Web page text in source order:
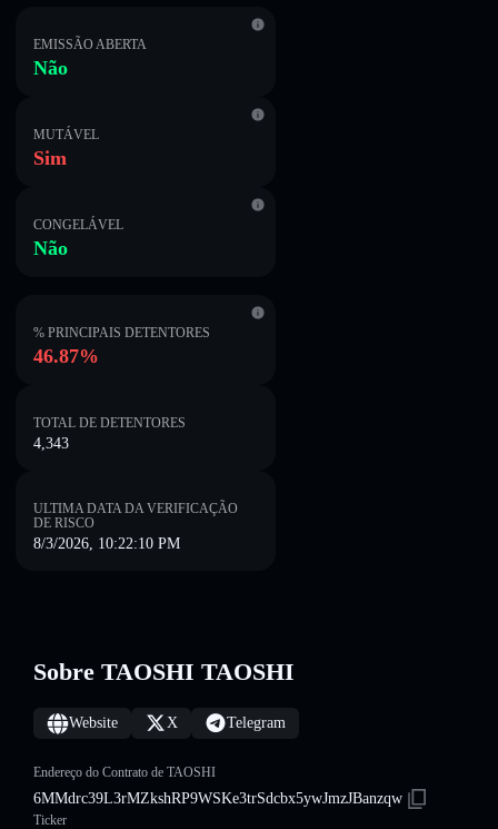
EMISSÃO ABERTA
Não
MUTÁVEL
Sim
CONGELÁVEL
Não
% PRINCIPAIS DETENTORES
46.87%
TOTAL DE DETENTORES
4,343
ULTIMA DATA DA VERIFICAÇÃO
DE RISCO
8/3/2026, 10:22:10 PM
Sobre TAOSHI TAOSHI
Website X Telegram
Endereço do Contrato de TAOSHI
6MMdrc39L3rMZkshRP9WSKe3trSdcbx5ywJmzJBanzqw
Ticker